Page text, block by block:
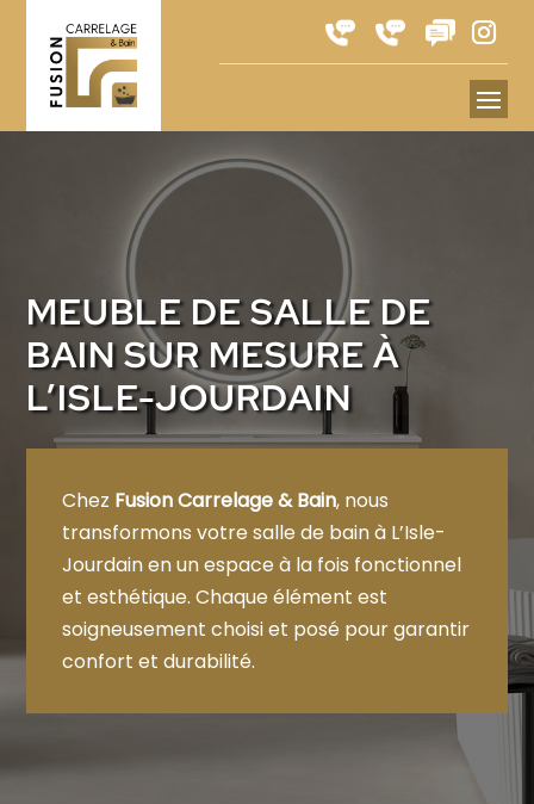
MEUBLE DE SALLE DE
BAIN SUR MESURE À
L’ISLE-JOURDAIN
Chez Fusion Carrelage & Bain, nous
transformons votre salle de bain à L’Isle-
Jourdain en un espace à la fois fonctionnel
et esthétique. Chaque élément est
soigneusement choisi et posé pour garantir
confort et durabilité.